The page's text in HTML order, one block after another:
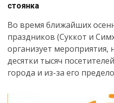
стоянка
Во время ближайших
праздников (Суккот и
организует мероприятия,
десятки тысяч
города и из-за его